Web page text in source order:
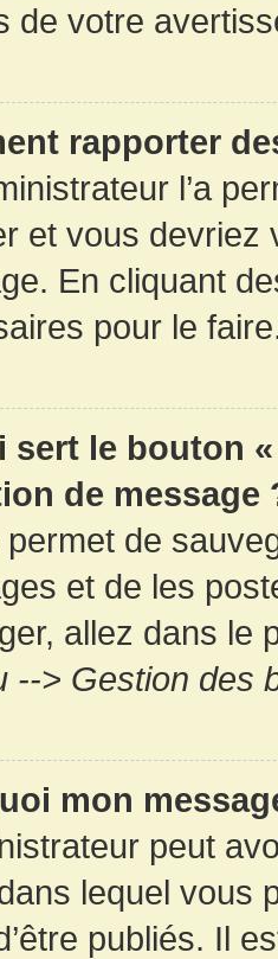
de votre
rapporter
l’a
et vous devriez
En cliquant
pour le
sert le bouton
de message
permet de
et de les
allez dans le
--> Gestion des
mon
peut
lequel vous
publiés. Il